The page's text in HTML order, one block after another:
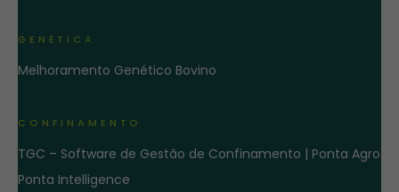
GENÉTICA
Melhoramento Genético Bovino
CONFINAMENTO
TGC – Software de Gestão de Confinamento | Ponta Agro
Ponta Intelligence